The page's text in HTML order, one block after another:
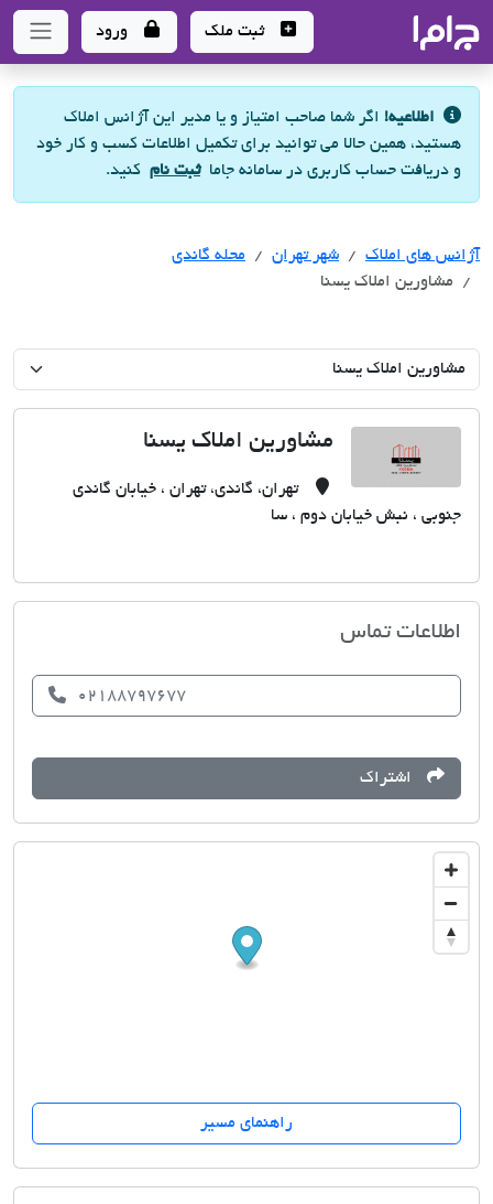
- سامانه جامع املاک و مشاورین املاک
ثبت ملک ورود
اطلاعیه! اگر شما صاحب امتیاز و یا مدیر این آژانس املاک
هستید، همین حالا می توانید برای تکمیل اطلاعات کسب و کار خود
و دریافت حساب کاربری در سامانه جاماثبت نام کنید.
آژانس های املاک آژانس های املاک
شهر تهران آژانس های املاک
محله گاندی
مشاورین املاک یسنا
مشاورین املاک یسنا
تهران، گاندی، تهران ، خیابان گاندی
جنوبی ، نبش خیابان دوم ، سا
اطلاعات تماس
02188797677
اشتراک
راهنمای مسیر